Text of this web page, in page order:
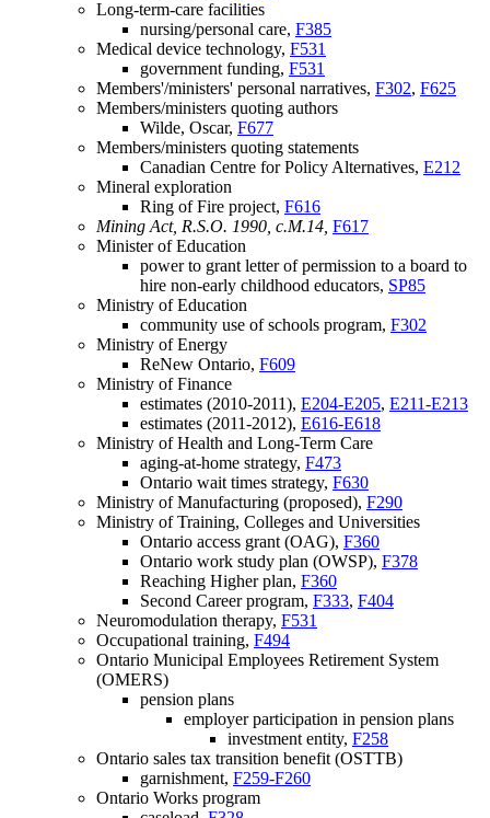
Long-term-care facilities
nursing/personal care, F385
Medical device technology, F531
government funding, F531
Members'/ministers' personal narratives, F302, F625
Members/ministers quoting authors
Wilde, Oscar, F677
Members/ministers quoting statements
Canadian Centre for Policy Alternatives, E212
Mineral exploration
Ring of Fire project, F616
Mining Act, R.S.O. 1990, c.M.14, F617
Minister of Education
power to grant letter of permission to a board to
hire non-early childhood educators, SP85
Ministry of Education
community use of schools program, F302
Ministry of Energy
ReNew Ontario, F609
Ministry of Finance
estimates (2010-2011), E204-E205, E211-E213
estimates (2011-2012), E616-E618
Ministry of Health and Long-Term Care
aging-at-home strategy, F473
Ontario wait times strategy, F630
Ministry of Manufacturing (proposed), F290
Ministry of Training, Colleges and Universities
Ontario access grant (OAG), F360
Ontario work study plan (OWSP), F378
Reaching Higher plan, F360
Second Career program, F333, F404
Neuromodulation therapy, F531
Occupational training, F494
Ontario Municipal Employees Retirement System
(OMERS)
pension plans
employer participation in pension plans
investment entity, F258
Ontario sales tax transition benefit (OSTTB)
garnishment, F259-F260
Ontario Works program